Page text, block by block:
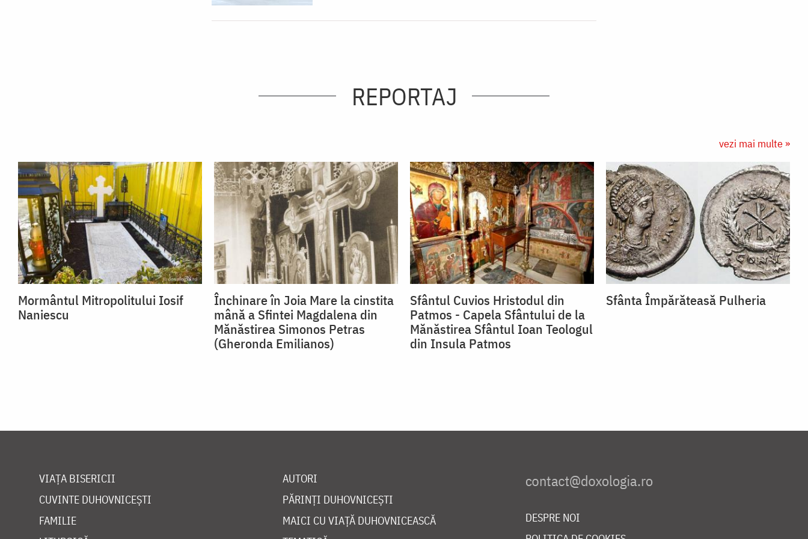
REPORTAJ
vezi mai multe »
Mormântul Mitropolitului Iosif
Naniescu
Închinare în Joia Mare la cinstita
mână a Sfintei Magdalena din
Mănăstirea Simonos Petras
(Gheronda Emilianos)
Sfântul Cuvios Hristodul din
Patmos - Capela Sfântului de la
Mănăstirea Sfântul Ioan Teologul
din Insula Patmos
Sfânta Împărăteasă Pulheria
VIAȚA BISERICII
CUVINTE DUHOVNICEȘTI
FAMILIE
AUTORI
PĂRINȚI DUHOVNICEȘTI
MAICI CU VIAȚĂ DUHOVNICEASCĂ
DESPRE NOI